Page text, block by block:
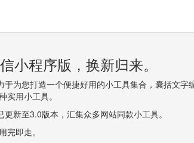
小程序版，换新归来。
于为您打造一个便捷好用的小工具集合，囊括文字
实用小工具。
更新至3.0版本，汇集众多网站同款小工具。
完即走。